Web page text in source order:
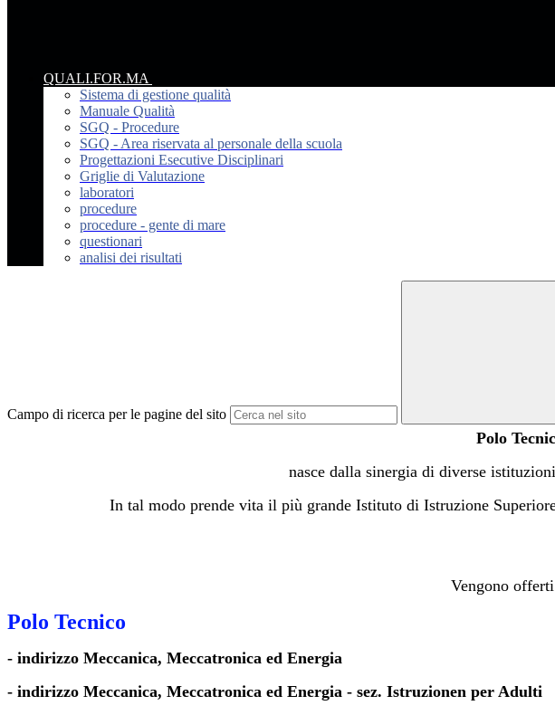
QUALI.FOR.MA
Sistema di gestione qualità
Manuale Qualità
SGQ - Procedure
SGQ - Area riservata al personale della scuola
Progettazioni Esecutive Disciplinari
Griglie di Valutazione
laboratori
procedure
procedure - gente di mare
questionari
analisi dei risultati
Campo di ricerca per le pagine del sito
Polo
nasce dalla sinergia di diverse istituzioni
In tal modo prende vita il più grande Istituto di Istruzione
Vengono
Polo Tecnico
- indirizzo Meccanica, Meccatronica ed Energia
- indirizzo Meccanica, Meccatronica ed Energia - sez. Istruzionen per Adulti